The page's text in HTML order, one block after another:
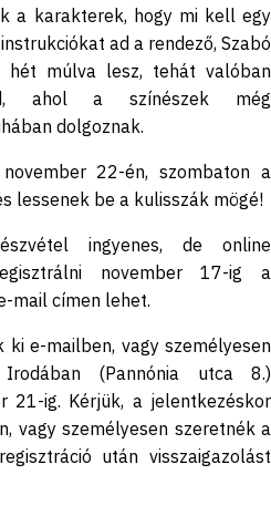
a karakterek, hogy mi kell egy
ad a rendező, Szabó
múlva lesz, tehát valóban
ahol a színészek még
dolgoznak.
22-én, szombaton a
lessenek be a kulisszák mögé!
ingyenes, de online
november 17-ig a
mail címen lehet.
e-mailben, vagy személyesen
(Pannónia utca 8.)
21-ig. Kérjük, a jelentkezéskor
vagy személyesen szeretnék a
után visszaigazolást